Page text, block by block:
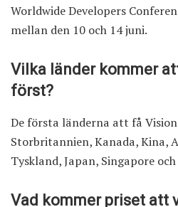
Worldwide Developers
mellan den 10 och 14 juni.
Vilka länder kommer
först?
De första länderna att få
Storbritannien, Kanada, Kina,
Tyskland, Japan, Singapore och
Vad kommer priset att